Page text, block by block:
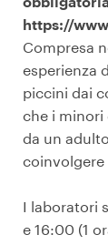
https://
Compresa
esperienza
piccini dai
che i minori
da un
I laboratori
e 16:00 (1